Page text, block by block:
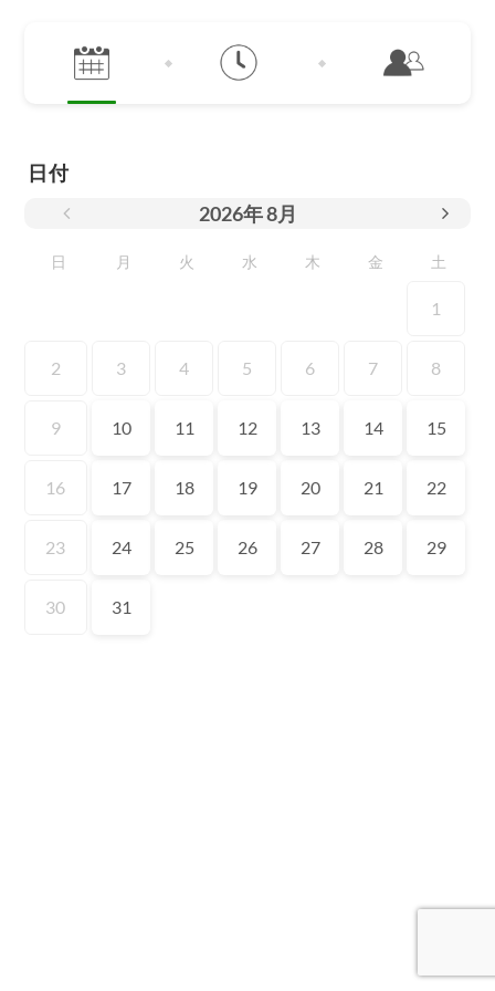
日付
2026年8月
日 月 火 水 木 金 土
1
2 3 4 5 6 7 8
9 10 11 12 13 14 15
16 17 18 19 20 21 22
23 24 25 26 27 28 29
30 31